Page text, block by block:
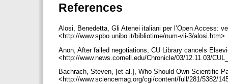
References
Alosi, Benedetta, Gli Atenei italiani per l’Open Access:
<http://www.spbo.unibo.it/bibliotime/num-vii-3/alosi.htm>
Anon, After failed negotiations, CU Library cancels
<http://www.news.cornell.edu/Chronicle/03/12.11.03/
Bachrach, Steven, [et al.], Who Should Own Scientific
<http://www.sciencemag.org/cgi/content/full/281/5382/